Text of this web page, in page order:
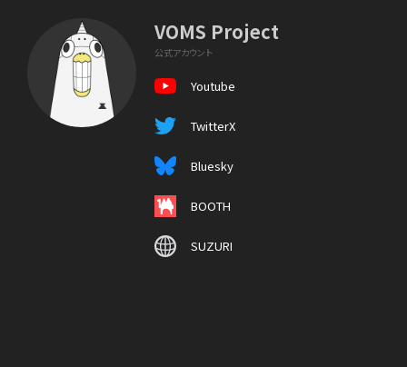
VOMS Project
公式アカウント
Youtube
TwitterX
Bluesky
BOOTH
SUZURI